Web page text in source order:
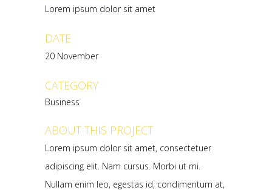
Lorem ipsum dolor sit amet
DATE
20 November
CATEGORY
Business
ABOUT THIS PROJECT
Lorem ipsum dolor sit amet, consectetuer
adipiscing elit. Nam cursus. Morbi ut mi.
Nullam enim leo, egestas id, condimentum at,